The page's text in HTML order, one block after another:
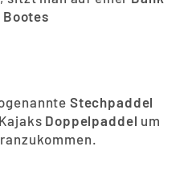
Stechpaddel
Doppelpaddel um